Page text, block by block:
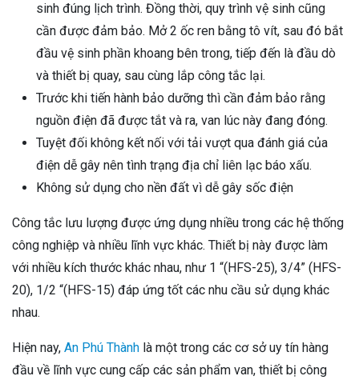
sinh đúng lịch trình. Đồng thời, quy trình vệ sinh cũng
cần được đảm bảo. Mở 2 ốc ren bằng tô vít, sau đó bắt
đầu vệ sinh phần khoang bên trong, tiếp đến là đầu dò
và thiết bị quay, sau cùng lắp công tắc lại.
Trước khi tiến hành bảo dưỡng thì cần đảm bảo rằng
nguồn điện đã được tắt và ra, van lúc này đang đóng.
Tuyệt đối không kết nối với tải vượt qua đánh giá của
điện dễ gây nên tình trạng địa chỉ liên lạc báo xấu.
Không sử dụng cho nền đất vì dễ gây sốc điện
Công tắc lưu lượng được ứng dụng nhiều trong các hệ thống
công nghiệp và nhiều lĩnh vực khác. Thiết bị này được làm
với nhiều kích thước khác nhau, như 1 “(HFS-25), 3/4” (HFS-
20), 1/2 “(HFS-15) đáp ứng tốt các nhu cầu sử dụng khác
nhau.
Hiện nay, An Phú Thành là một trong các cơ sở uy tín hàng
đầu về lĩnh vực cung cấp các sản phẩm van, thiết bị công